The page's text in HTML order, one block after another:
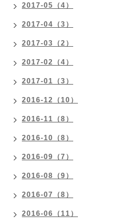
2017-05（4）
2017-04（3）
2017-03（2）
2017-02（4）
2017-01（3）
2016-12（10）
2016-11（8）
2016-10（8）
2016-09（7）
2016-08（9）
2016-07（8）
2016-06（11）